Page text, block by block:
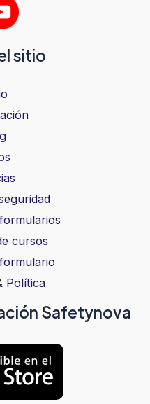
sitio
cursos
Política
Safetynova